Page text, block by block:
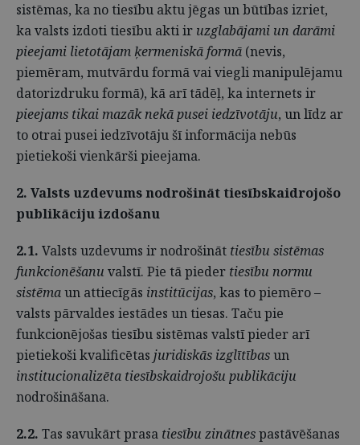
sistēmas, ka no tiesību aktu jēgas un būtības izriet,
ka valsts izdoti tiesību akti ir uzglabājami un darāmi
pieejami lietotājam ķermeniskā formā (nevis,
piemēram, mutvārdu formā vai viegli manipulējamu
datorizdruku formā), kā arī tādēļ, ka internets ir
pieejams tikai mazāk nekā pusei iedzīvotāju, un līdz ar
to otrai pusei iedzīvotāju šī informācija nebūs
pietiekoši vienkārši pieejama.
2. Valsts uzdevums nodrošināt tiesībskaidrojošo
publikāciju izdošanu
2.1. Valsts uzdevums ir nodrošināt tiesību sistēmas
funkcionēšanu valstī. Pie tā pieder tiesību normu
sistēmaun attiecīgās institūcijas, kas to piemēro –
valsts pārvaldes iestādes un tiesas. Taču pie
funkcionējošas tiesību sistēmas valstī pieder arī
pietiekoši kvalificētas juridiskās izglītībasun
institucionalizēta tiesībskaidrojošu publikāciju
nodrošināšana.
2.2. Tas savukārt prasa tiesību zinātnespastāvēšanas